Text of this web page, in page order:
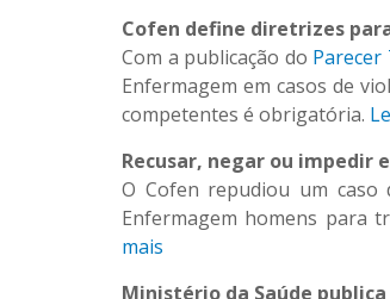
Cofen define diretrizes
Com a publicação do Parecer
Enfermagem em casos de
competentes é obrigatória.
Recusar, negar ou impedir
O Cofen repudiou um caso
Enfermagem homens para
mais
Ministério da Saúde